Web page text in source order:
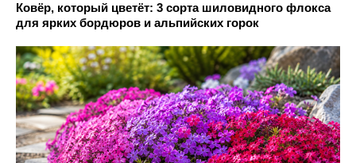
Ковёр, который цветёт: 3 сорта шиловидного флокса
для ярких бордюров и альпийских горок